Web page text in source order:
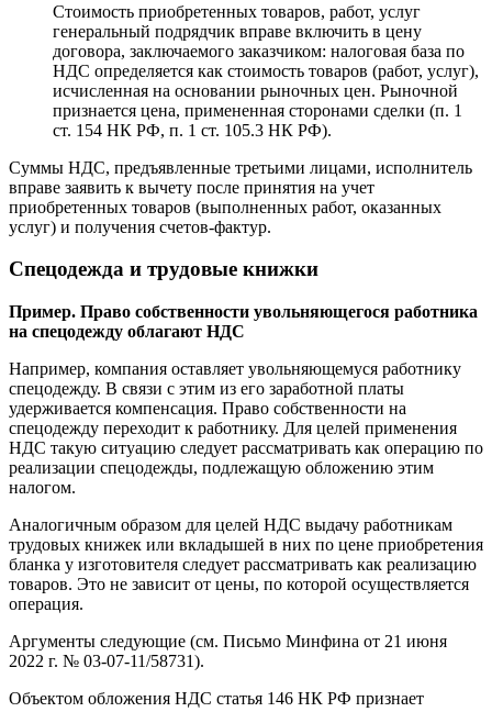
Стоимость приобретенных товаров, работ, услуг
генеральный подрядчик вправе включить в цену
договора, заключаемого заказчиком: налоговая база по
НДС определяется как стоимость товаров (работ, услуг),
исчисленная на основании рыночных цен. Рыночной
признается цена, примененная сторонами сделки (п. 1
ст. 154 НК РФ, п. 1 ст. 105.3 НК РФ).
Суммы НДС, предъявленные третьими лицами, исполнитель
вправе заявить к вычету после принятия на учет
приобретенных товаров (выполненных работ, оказанных
услуг) и получения счетов-фактур.
Спецодежда и трудовые книжки
Пример. Право собственности увольняющегося работника
на спецодежду облагают НДС
Например, компания оставляет увольняющемуся работнику
спецодежду. В связи с этим из его заработной платы
удерживается компенсация. Право собственности на
спецодежду переходит к работнику. Для целей применения
НДС такую ситуацию следует рассматривать как операцию по
реализации спецодежды, подлежащую обложению этим
налогом.
Аналогичным образом для целей НДС выдачу работникам
трудовых книжек или вкладышей в них по цене приобретения
бланка у изготовителя следует рассматривать как реализацию
товаров. Это не зависит от цены, по которой осуществляется
операция.
Аргументы следующие (см. Письмо Минфина от 21 июня
2022 г. № 03-07-11/58731).
Объектом обложения НДС статья 146 НК РФ признает